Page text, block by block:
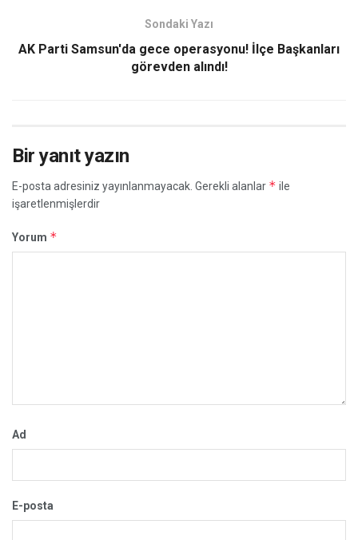
Sondaki Yazı
AK Parti Samsun'da gece operasyonu! İlçe Başkanları
görevden alındı!
Bir yanıt yazın
E-posta adresiniz yayınlanmayacak. Gerekli alanlar * ile
işaretlenmişlerdir
Yorum *
Ad
E-posta